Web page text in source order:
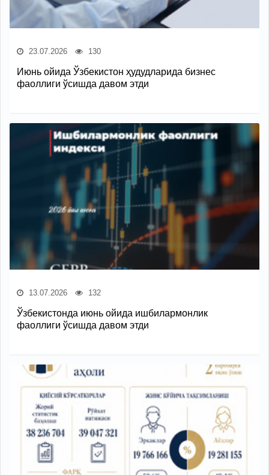
23.07.2026 130
Июнь ойида Ўзбекистон ҳудудларида бизнес
фаоллиги ўсишда давом этди
13.07.2026 132
Ўзбекистонда июнь ойида ишбилармонлик
фаоллиги ўсишда давом этди